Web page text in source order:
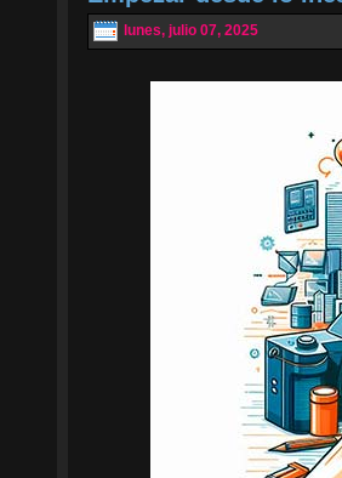
lunes, julio 07, 2025